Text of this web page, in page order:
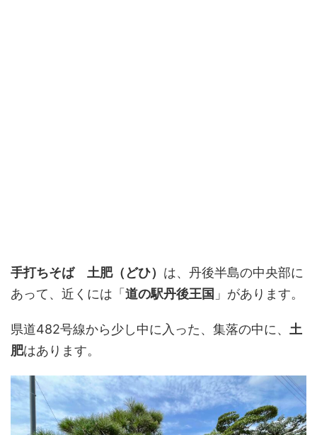
手打ちそば 土肥（どひ） は、丹後半島の中央部に
あって、近くには「道の駅丹後王国 」があります。
県道482号線から少し中に入った、集落の中に、 土
肥はあります。